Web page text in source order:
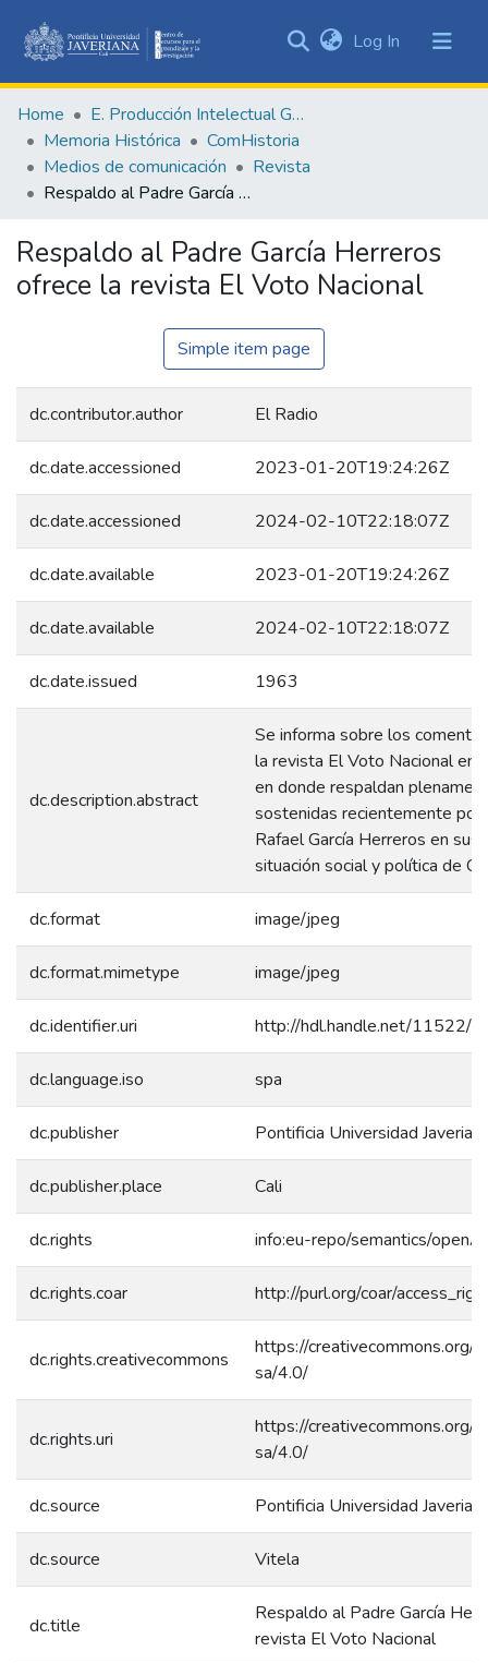
&
Collections
All of DSpace
Log In (current)
Home
E. Producción Intelectual General
Memoria Histórica
ComHistoria
Medios de comunicación
Revista
Respaldo al Padre García Herreros ofrece la revista El Voto Nacional
Respaldo al Padre García Herreros
ofrece la revista El Voto Nacional
Simple item page
dc.contributor.author El Radio
dc.date.accessioned 2023-01-20T19:24:26Z
dc.date.accessioned 2024-02-10T22:18:07Z
dc.date.available 2023-01-20T19:24:26Z
dc.date.available 2024-02-10T22:18:07Z
dc.date.issued 1963
dc.description.abstract
Se informa sobre los
la revista El Voto Nacional en
en donde respaldan
sostenidas recientemente por
Rafael García Herreros en sus
situación social y política de
dc.format image/jpeg
dc.format.mimetype image/jpeg
dc.identifier.uri http://hdl.handle.net/11522/
dc.language.iso spa
dc.publisher Pontificia Universidad
dc.publisher.place Cali
dc.rights info:eu-repo/semantics/
dc.rights.coar http://purl.org/coar/
dc.rights.creativecommons
https://creativecommons.org/
sa/4.0/
dc.rights.uri
https://creativecommons.org/
sa/4.0/
dc.source Pontificia Universidad
dc.source Vitela
dc.title
Respaldo al Padre García
revista El Voto Nacional